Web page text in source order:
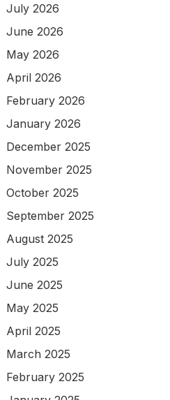
July 2026
June 2026
May 2026
April 2026
February 2026
January 2026
December 2025
November 2025
October 2025
September 2025
August 2025
July 2025
June 2025
May 2025
April 2025
March 2025
February 2025